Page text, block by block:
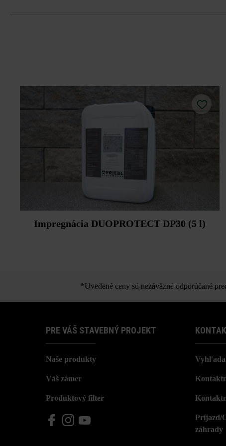
Impregnácia DUOPROTECT DP30 (5 l)
*Uvedené ceny sú nezáväzné odporúčané
PRE VÁŠ STAVEBNÝ PROJEKT
Naše produkty
Váš zámer
Produktový filter
Príjazd/
záhrady